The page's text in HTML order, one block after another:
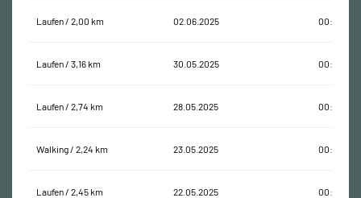
Laufen / 2,00 km 02.06.2025 00:18:02
Laufen / 3,16 km 30.05.2025 00:23:51
Laufen / 2,74 km 28.05.2025 00:22:23
Walking / 2,24 km 23.05.2025 00:26:50
Laufen / 2,45 km 22.05.2025 00:24:23